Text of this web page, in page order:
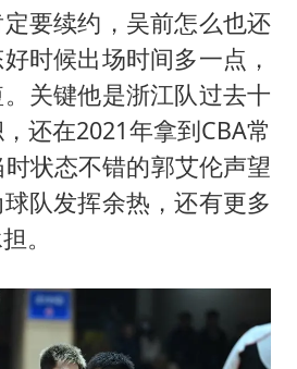
要续约，吴前怎么也还
时候出场时间多一点，
关键他是浙江队过去十
还在2021年拿到CBA常
状态不错的郭艾伦声望
队发挥余热，还有更多
。